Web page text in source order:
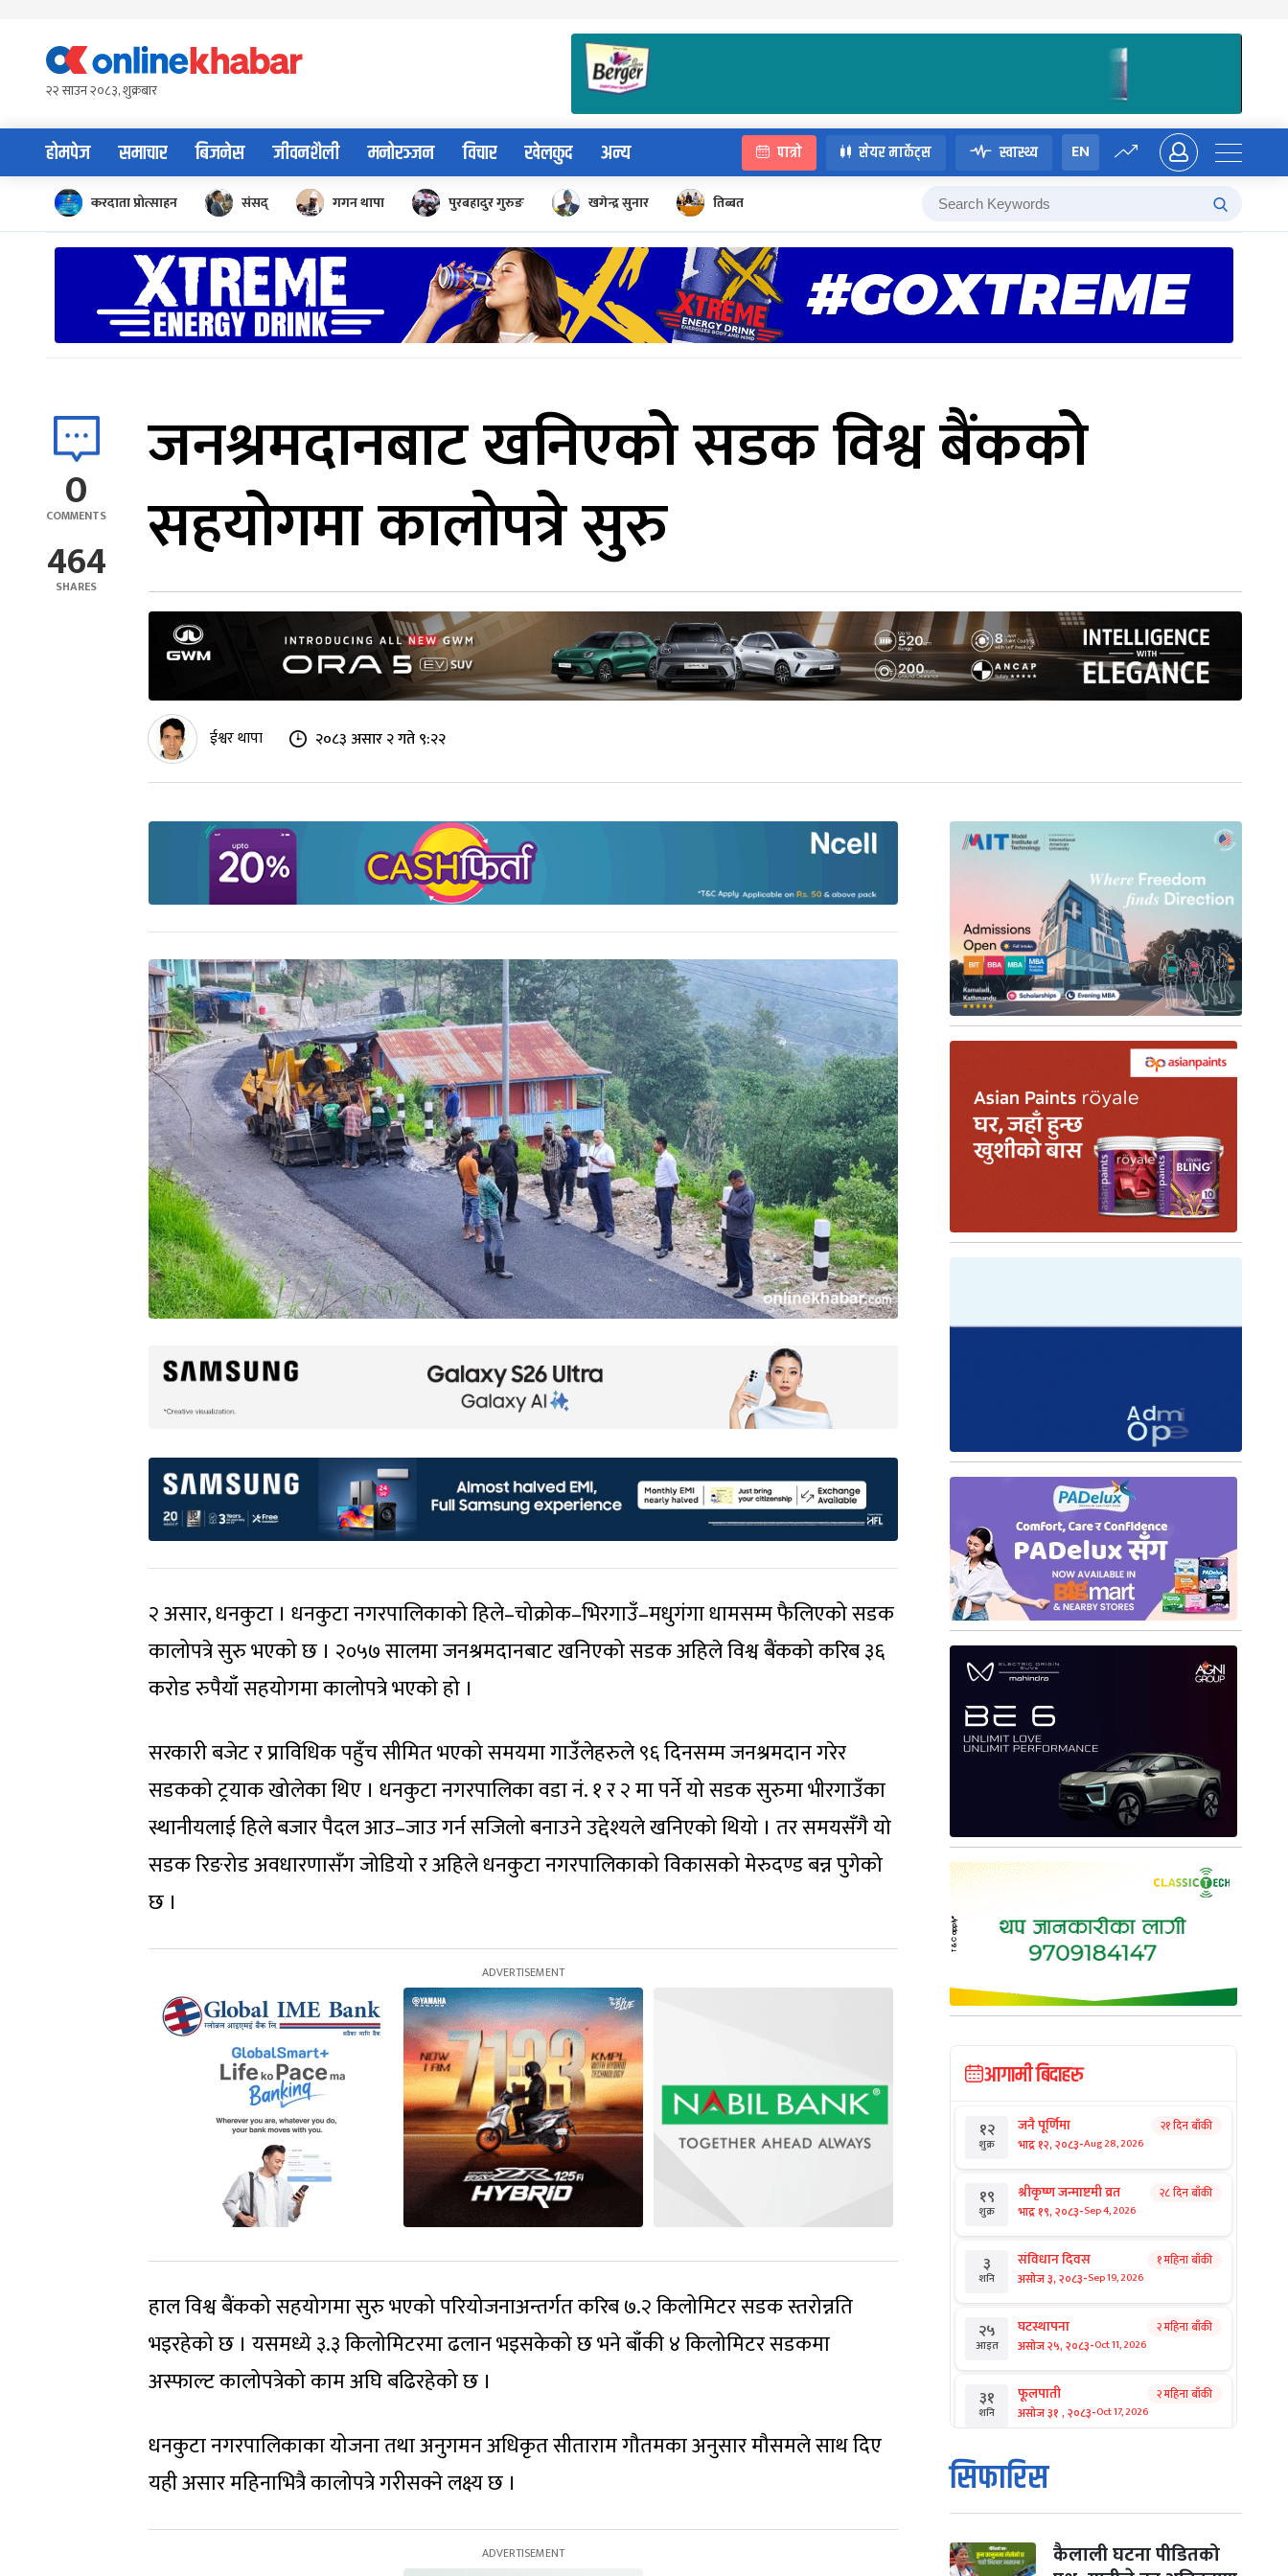
content२२ साउन २०८३, शुक्रबार
होमपेज समाचार बिजनेस जीवनशैली मनोरञ्जन विचार खेलकुद अन्य पात्रो सेयर मार्केट्स स्वास्थ्य EN
करदाता प्रोत्साहन संसद् गगन थापा पुरबहादुर गुरुङ खगेन्द्र सुनार तिब्बत
0
COMMENTS
464
SHARES
जनश्रमदानबाट खनिएको सडक विश्व बैंकको
सहयोगमा कालोपत्रे सुरु
ईश्वर थापा २०८३ असार २ गते ९:२२
२ असार, धनकुटा । धनकुटा नगरपालिकाको हिले–चोक्रोक–भिरगाउँ–मधुगंगा धामसम्म फैलिएको सडक
कालोपत्रे सुरु भएको छ । २०५७ सालमा जनश्रमदानबाट खनिएको सडक अहिले विश्व बैंकको करिब ३६
करोड रुपैयाँ सहयोगमा कालोपत्रे भएको हो ।
सरकारी बजेट र प्राविधिक पहुँच सीमित भएको समयमा गाउँलेहरुले ९६ दिनसम्म जनश्रमदान गरेर
सडकको ट्रयाक खोलेका थिए । धनकुटा नगरपालिका वडा नं. १ र २ मा पर्ने यो सडक सुरुमा भीरगाउँका
स्थानीयलाई हिले बजार पैदल आउ–जाउ गर्न सजिलो बनाउने उद्देश्यले खनिएको थियो । तर समयसँगै यो
सडक रिङरोड अवधारणासँग जोडियो र अहिले धनकुटा नगरपालिकाको विकासको मेरुदण्ड बन्न पुगेको
छ ।
हाल विश्व बैंकको सहयोगमा सुरु भएको परियोजनाअन्तर्गत करिब ७.२ किलोमिटर सडक स्तरोन्नति
भइरहेको छ । यसमध्ये ३.३ किलोमिटरमा ढलान भइसकेको छ भने बाँकी ४ किलोमिटर सडकमा
अस्फाल्ट कालोपत्रेको काम अघि बढिरहेको छ ।
धनकुटा नगरपालिकाका योजना तथा अनुगमन अधिकृत सीताराम गौतमका अनुसार मौसमले साथ दिए
यही असार महिनाभित्रै कालोपत्रे गरीसक्ने लक्ष्य छ ।
आगामी बिदाहरु
१२
शुक्र
जनै पूर्णिमा
भाद्र १२, २०८३-Aug 28, 2026
२१ दिन बाँकी
१९
शुक्र
श्रीकृष्ण जन्माष्टमी व्रत
भाद्र १९, २०८३-Sep 4, 2026
२८ दिन बाँकी
३
शनि
संविधान दिवस
असोज ३, २०८३-Sep 19, 2026
१ महिना बाँकी
२५
आइत
घटस्थापना
असोज २५, २०८३-Oct 11, 2026
२ महिना बाँकी
३१
शनि
फूलपाती
असोज ३१ , २०८३-Oct 17, 2026
२ महिना बाँकी
१
आइत
कार्तिक सङ्क्रान्ति
कार्तिक १, २०८३
मंगल कार्तिक ३, २०८३-Oct 20, 2026
सिफारिस
कैलाली घटना पीडितको